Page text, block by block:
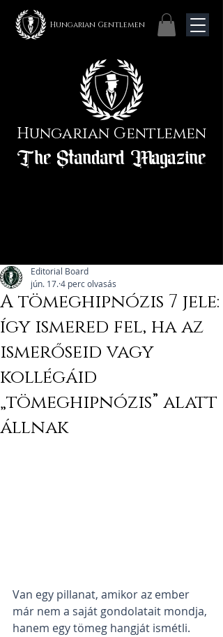
Hungarian Gentlemen
Hungarian Gentlemen
The Standard Magazine
A tömeghipnózis 7 jele:
így ismered fel, ha az
ismerőseid vagy
kollégáid
„tömeghipnózis” alatt
állnak
Editorial Board
jún. 17.4 perc olvasás
Van egy pillanat, amikor az ember
már nem a saját gondolatait mondja,
hanem egy tömeg hangját ismétli.